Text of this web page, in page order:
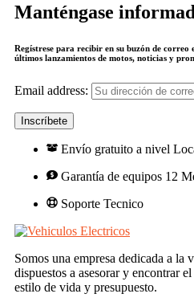
Manténgase
Regístrese para recibir en su buzón de
últimos lanzamientos de motos, noticias y
Email address:
Envío gratuito a nivel
Garantía de equipos 12
Soporte Tecnico
Somos una empresa dedicada a la
dispuestos a asesorar y encontrar
estilo de vida y presupuesto.